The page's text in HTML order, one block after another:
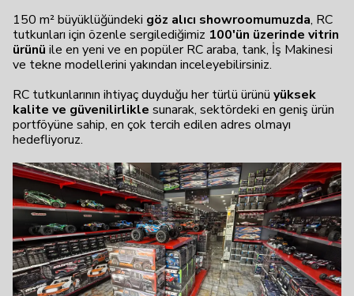
150 m² büyüklüğündeki göz alıcı showroomumuzda, RC
tutkunları için özenle sergilediğimiz 100'ün üzerinde vitrin
ürünü ile en yeni ve en popüler RC araba, tank, İş Makinesi
ve tekne modellerini yakından inceleyebilirsiniz.
RC tutkunlarının ihtiyaç duyduğu her türlü ürünü yüksek
kalite ve güvenilirlikle sunarak, sektördeki en geniş ürün
portföyüne sahip, en çok tercih edilen adres olmayı
hedefliyoruz.